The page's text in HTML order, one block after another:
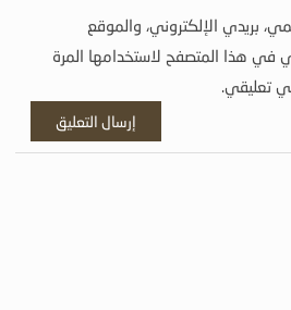
بريدي الإلكتروني، والموقع
في هذا المتصفح لاستخدامها المرة
تعليقي.